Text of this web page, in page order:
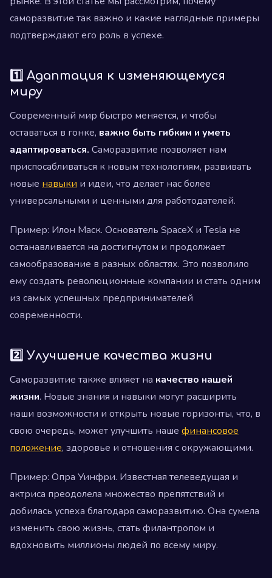
саморазвитие так важно и какие наглядные примеры
подтверждают его роль в успехе.
1️⃣ Адаптация к изменяющемуся
миру
Современный мир быстро меняется, и чтобы
оставаться в гонке, важно быть гибким и уметь
адаптироваться. Саморазвитие позволяет нам
приспосабливаться к новым технологиям, развивать
новые навыки и идеи, что делает нас более
универсальными и ценными для работодателей.
Пример: Илон Маск. Основатель SpaceX и Tesla не
останавливается на достигнутом и продолжает
самообразование в разных областях. Это позволило
ему создать революционные компании и стать одним
из самых успешных предпринимателей
современности.
2️⃣ Улучшение качества жизни
Саморазвитие также влияет на качество нашей
жизни. Новые знания и навыки могут расширить
наши возможности и открыть новые горизонты, что, в
свою очередь, может улучшить наше финансовое
положение, здоровье и отношения с окружающими.
Пример: Опра Уинфри. Известная телеведущая и
актриса преодолела множество препятствий и
добилась успеха благодаря саморазвитию. Она сумела
изменить свою жизнь, стать филантропом и
вдохновить миллионы людей по всему миру.